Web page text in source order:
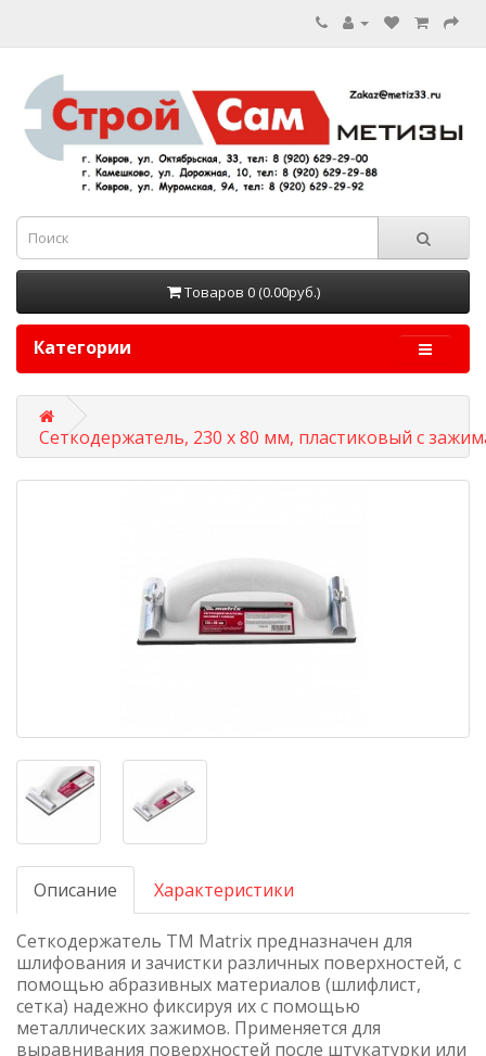
Товаров 0 (0.00руб.)
Категории
Сеткодержатель, 230 х 80 мм, пластиковый с
Описание Характеристики
Сеткодержатель ТМ Matrix предназначен для
шлифования и зачистки различных поверхностей, с
помощью абразивных материалов (шлифлист,
сетка) надежно фиксируя их с помощью
металлических зажимов. Применяется для
выравнивания поверхностей после штукатурки или